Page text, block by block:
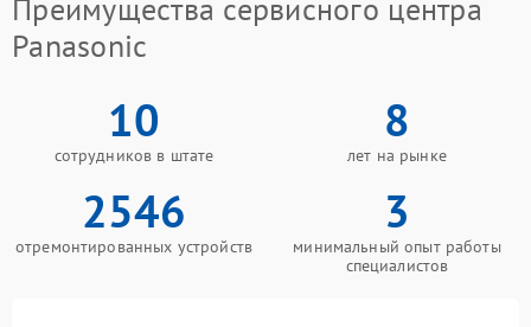
Преимущества сервисного центра
Panasonic
10
сотрудников в штате
8
лет на рынке
2546
отремонтированных устройств
3
минимальный опыт работы
специалистов